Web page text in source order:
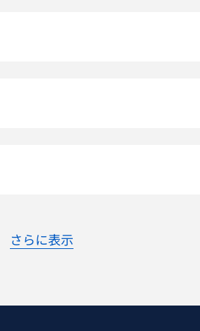
さらに表示
without needing a physical SIM card!
TWD - 新台湾ドル